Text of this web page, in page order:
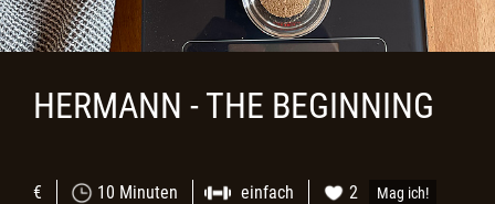
HERMANN - THE BEGINNING
€ 10 Minuten einfach 2 Mag ich!